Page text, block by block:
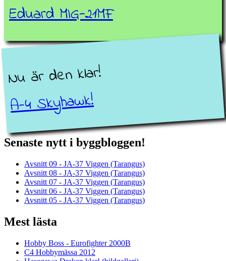
Eduard MIG-21MF
Nu är den klar!
A-4 Skyhawk!
Senaste nytt i byggbloggen!
Avsnitt 09 - JA-37 Viggen (Tarangus)
Avsnitt 08 - JA-37 Viggen (Tarangus)
Avsnitt 07 - JA-37 Viggen (Tarangus)
Avsnitt 06 - JA-37 Viggen (Tarangus)
Avsnitt 05 - JA-37 Viggen (Tarangus)
Mest lästa
Hobby Boss - Eurofighter 2000B
C4 Hobbymässa 2012